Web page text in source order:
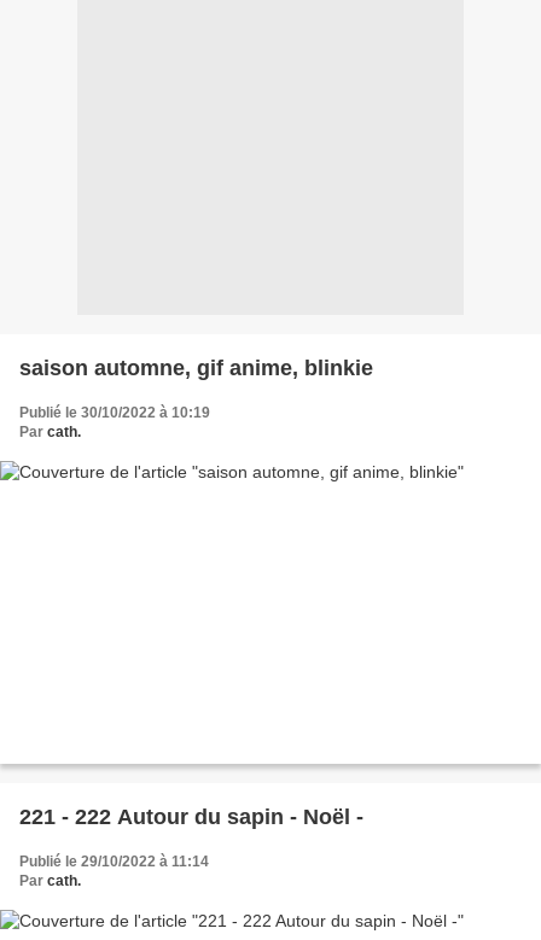
saison automne, gif anime, blinkie
Publié le 30/10/2022 à 10:19
Par cath.
221 - 222 Autour du sapin - Noël -
Publié le 29/10/2022 à 11:14
Par cath.